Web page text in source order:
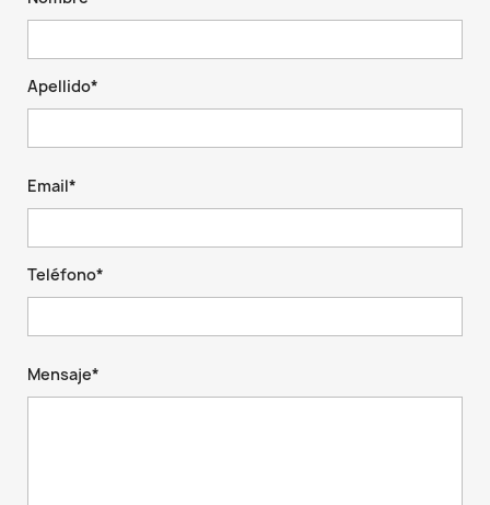
Apellido*
Email*
Teléfono*
Mensaje*